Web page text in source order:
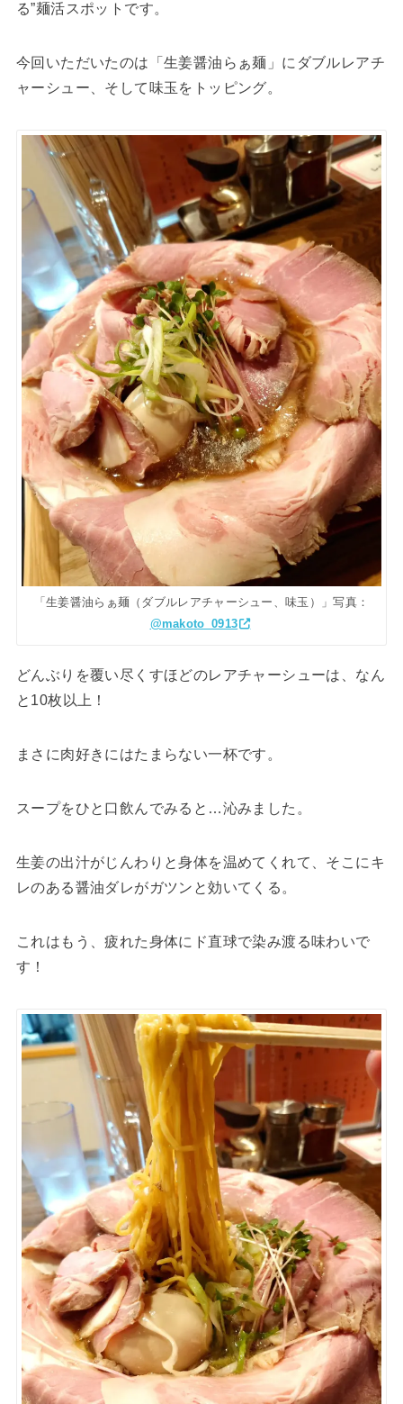
る”麺活スポットです。
今回いただいたのは「生姜醤油らぁ麺」にダブルレアチ
ャーシュー、そして味玉をトッピング。
「生姜醤油らぁ麺（ダブルレアチャーシュー、味玉）」写真：
@makoto_0913
どんぶりを覆い尽くすほどのレアチャーシューは、なん
と10枚以上！
まさに肉好きにはたまらない一杯です。
スープをひと口飲んでみると…沁みました。
生姜の出汁がじんわりと身体を温めてくれて、そこにキ
レのある醤油ダレがガツンと効いてくる。
これはもう、疲れた身体にド直球で染み渡る味わいで
す！